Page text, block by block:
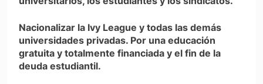
Nacionalizar la Ivy League y todas las demás
universidades privadas. Por una educación
gratuita y totalmente financiada y el fin de la
deuda estudiantil.